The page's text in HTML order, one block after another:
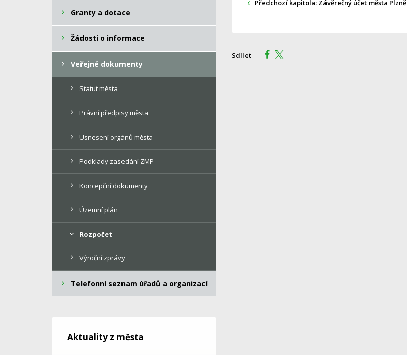
Předchozí kapitola: Závěrečný účet města Plzně
Sdílet
Granty a dotace
Žádosti o informace
Veřejné dokumenty
Statut města
Právní předpisy města
Usnesení orgánů města
Podklady zasedání ZMP
Koncepční dokumenty
Územní plán
Rozpočet
Výroční zprávy
Telefonní seznam úřadů a organizací
Aktuality z města